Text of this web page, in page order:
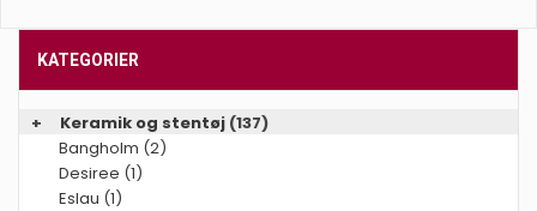
KATEGORIER
+ Keramik og stentøj (137)
Bangholm (2)
Desiree (1)
Eslau (1)